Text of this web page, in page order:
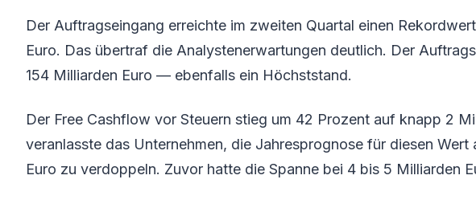
Der Auftragseingang erreichte im zweiten Quartal einen
Euro. Das übertraf die Analystenerwartungen deutlich. Der
154 Milliarden Euro — ebenfalls ein Höchststand.
Der Free Cashflow vor Steuern stieg um 42 Prozent auf knapp 2
veranlasste das Unternehmen, die Jahresprognose für diesen Wert
Euro zu verdoppeln. Zuvor hatte die Spanne bei 4 bis 5 Milliarden